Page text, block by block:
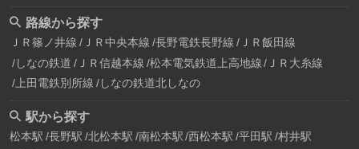
路線から探す
ＪＲ篠ノ井線 ＪＲ中央本線 長野電鉄長野線 ＪＲ飯田線
しなの鉄道 ＪＲ信越本線 松本電気鉄道上高地線
ＪＲ大糸線
上田電鉄別所線 しなの鉄道北しなの
駅から探す
松本駅 長野駅 北松本駅 南松本駅 西松本駅 平田駅 村井駅